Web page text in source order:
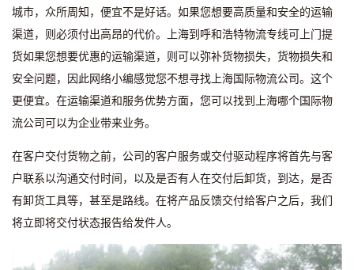
城市，众所周知，便宜不是好话。如果您想要高质量和安全的运输
渠道，则必须付出高昂的代价。上海到呼和浩特物流专线可上门提
货如果您想要优惠的运输渠道，则可以弥补货物损失，货物损失和
安全问题，因此网络小编感觉您不想寻找上海国际物流公司。这个
更便宜。在运输渠道和服务优势方面，您可以找到上海哪个国际物
流公司可以为企业带来业务。
在客户交付货物之前，公司的客户服务或交付驱动程序将首先与客
户联系以沟通交付时间，以及是否有人在交付后卸货，到达，是否
有卸货工具等，甚至是路线。在将产品反馈交付给客户之后，我们
将立即将交付状态报告给发件人。